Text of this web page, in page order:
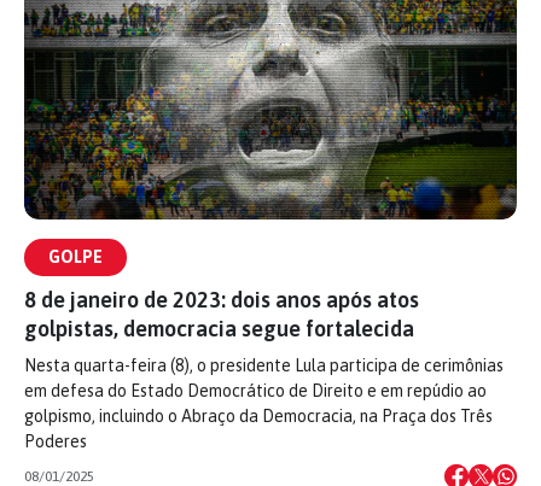
GOLPE
8 de janeiro de 2023: dois anos após atos
golpistas, democracia segue fortalecida
Nesta quarta-feira (8), o presidente Lula participa de cerimônias
em defesa do Estado Democrático de Direito e em repúdio ao
golpismo, incluindo o Abraço da Democracia, na Praça dos Três
Poderes
08/01/2025